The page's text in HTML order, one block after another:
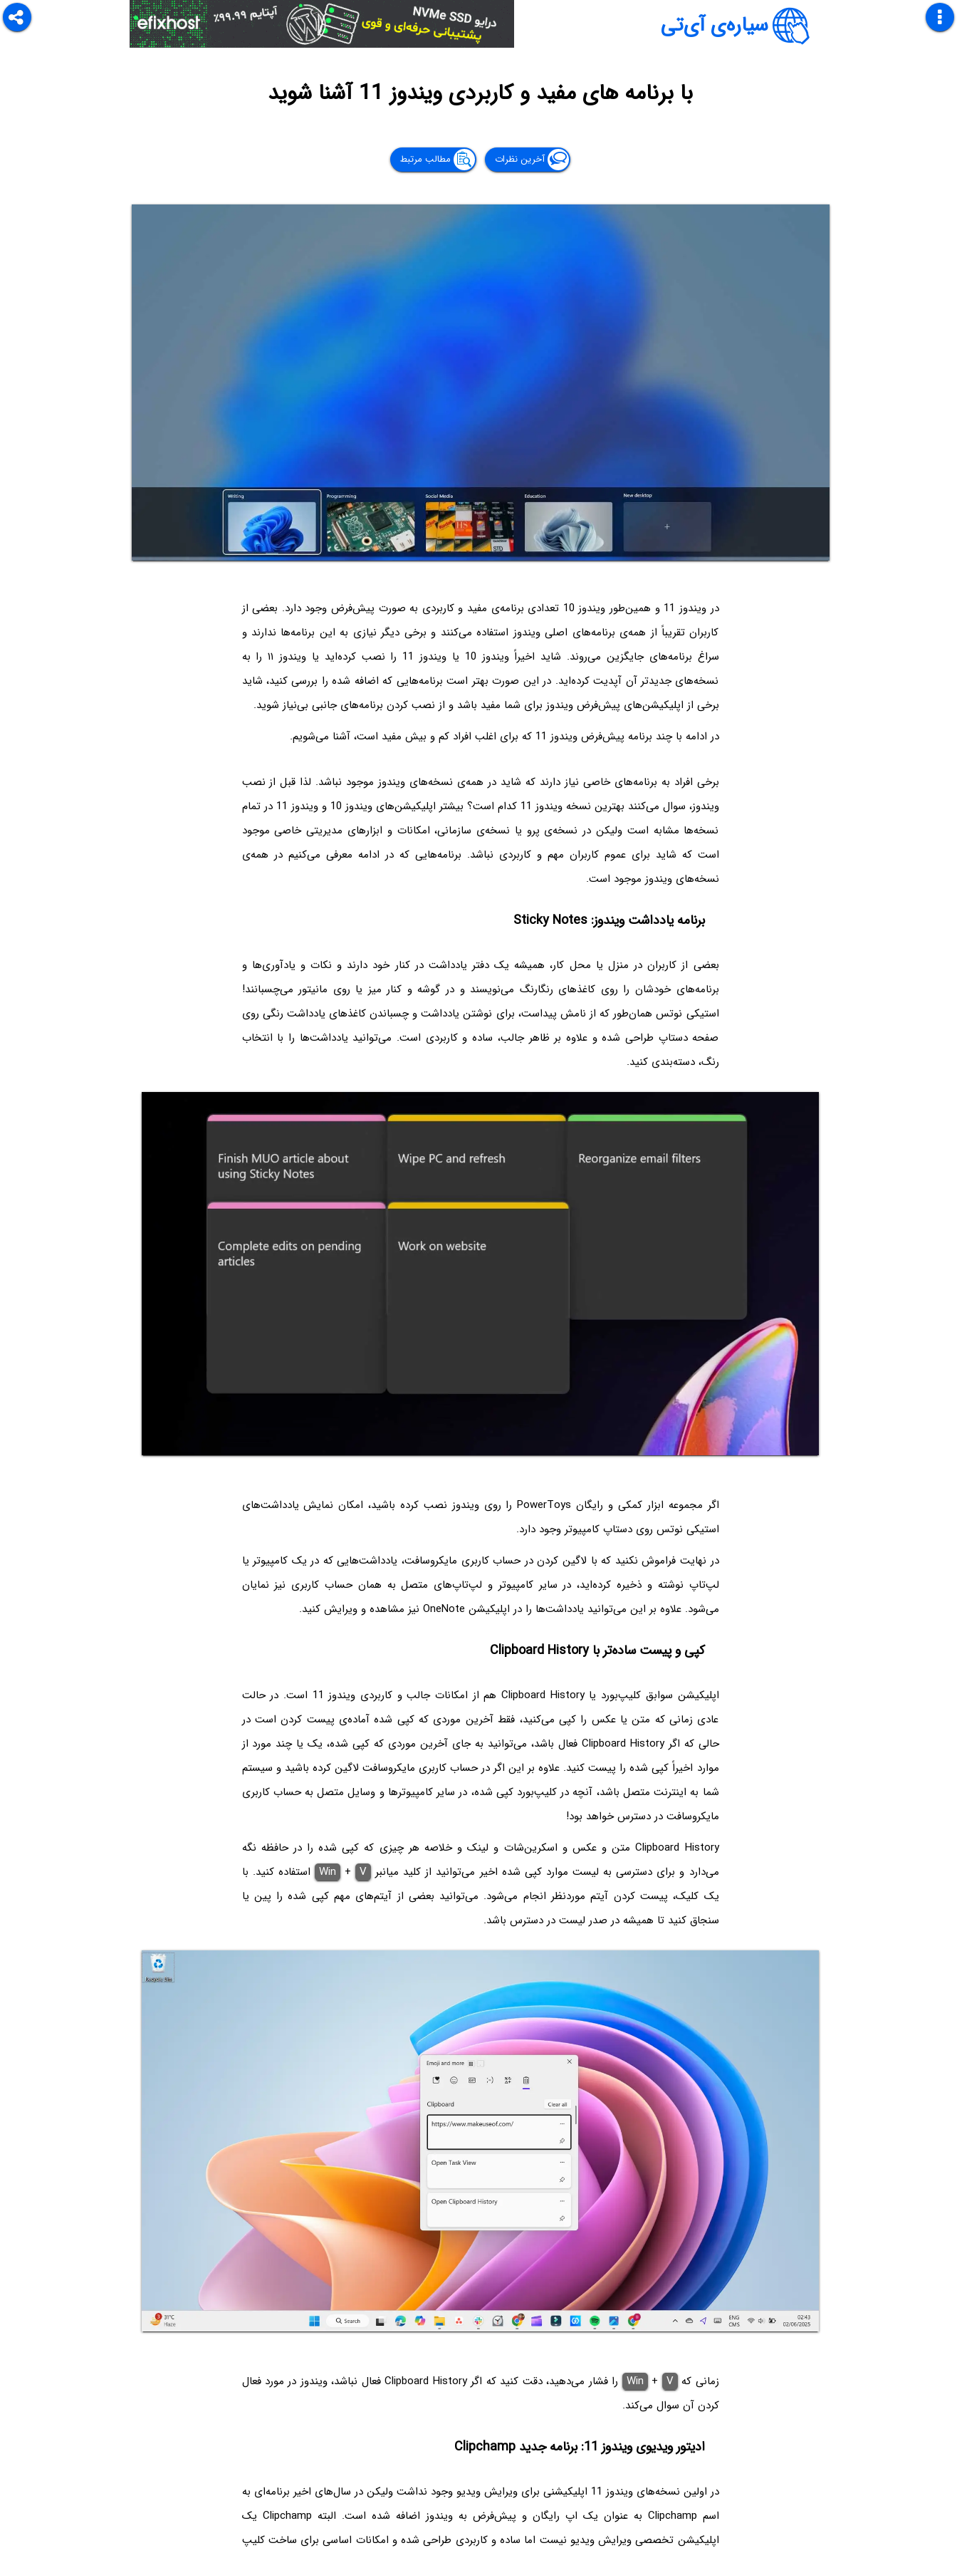
سیاره‌ی آی‌تی
با برنامه های مفید و کاربردی ویندوز 11 آشنا شوید
آخرین نظرات مطالب مرتبط
در ویندوز 11 و همین‌طور ویندوز 10 تعدادی برنامه‌ی مفید و کاربردی به صورت پیش‌فرض وجود دارد. بعضی از
کاربران تقریباً از همه‌ی برنامه‌های اصلی ویندوز استفاده می‌کنند و برخی دیگر نیازی به این برنامه‌ها ندارند و
سراغ برنامه‌های جایگزین می‌روند. شاید اخیراً ویندوز 10 یا ویندوز 11 را نصب کرده‌اید یا ویندوز ۱۱ را به
نسخه‌های جدیدتر آن آپدیت کرده‌اید. در این صورت بهتر است برنامه‌هایی که اضافه شده را بررسی کنید، شاید
برخی از اپلیکیشن‌های پیش‌فرض ویندوز برای شما مفید باشد و از نصب کردن برنامه‌های جانبی بی‌نیاز شوید.
در ادامه با چند برنامه پیش‌فرض ویندوز 11 که برای اغلب افراد کم و بیش مفید است، آشنا می‌شویم.
برخی افراد به برنامه‌های خاصی نیاز دارند که شاید در همه‌ی نسخه‌های ویندوز موجود نباشد. لذا قبل از نصب
ویندوز، سوال می‌کنند بهترین نسخه ویندوز 11 کدام است؟ بیشتر اپلیکیشن‌های ویندوز 10 و ویندوز 11 در تمام
نسخه‌ها مشابه است ولیکن در نسخه‌ی پرو یا نسخه‌ی سازمانی، امکانات و ابزارهای مدیریتی خاصی موجود
است که شاید برای عموم کاربران مهم و کاربردی نباشد. برنامه‌هایی که در ادامه معرفی می‌کنیم در همه‌ی
نسخه‌های ویندوز موجود است.
برنامه یادداشت ویندوز: Sticky Notes
بعضی از کاربران در منزل یا محل کار، همیشه یک دفتر یادداشت در کنار خود دارند و نکات و یادآوری‌ها و
برنامه‌های خودشان را روی کاغذهای رنگارنگ می‌نویسند و در گوشه و کنار میز یا روی مانیتور می‌چسبانند!
استیکی نوتس همان‌طور که از نامش پیداست، برای نوشتن یادداشت و چسباندن کاغذهای یادداشت رنگی روی
صفحه دستاپ طراحی شده و علاوه بر ظاهر جالب، ساده و کاربردی است. می‌توانید یادداشت‌ها را با انتخاب
رنگ، دسته‌بندی کنید.
اگر مجموعه ابزار کمکی و رایگان PowerToys را روی ویندوز نصب کرده باشید، امکان نمایش یادداشت‌های
استیکی نوتس روی دستاپ کامپیوتر وجود دارد.
در نهایت فراموش نکنید که با لاگین کردن در حساب کاربری مایکروسافت، یادداشت‌هایی که در یک کامپیوتر یا
لپ‌تاپ نوشته و ذخیره کرده‌اید، در سایر کامپیوتر و لپ‌تاپ‌های متصل به همان حساب کاربری نیز نمایان
می‌شود. علاوه بر این می‌توانید یادداشت‌ها را در اپلیکیشن OneNote نیز مشاهده و ویرایش کنید.
کپی و پیست ساده‌تر با Clipboard History
اپلیکیشن سوابق کلیپ‌بورد یا Clipboard History هم از امکانات جالب و کاربردی ویندوز 11 است. در حالت
عادی زمانی که متن یا عکس را کپی می‌کنید، فقط آخرین موردی که کپی شده آماده‌ی پیست کردن است در
حالی که اگر Clipboard History فعال باشد، می‌توانید به جای آخرین موردی که کپی شده، یک یا چند مورد از
موارد اخیراً کپی شده را پیست کنید. علاوه بر این اگر در حساب کاربری مایکروسافت لاگین کرده باشید و سیستم
شما به اینترنت متصل باشد، آنچه در کلیپ‌بورد کپی شده، در سایر کامپیوترها و وسایل متصل به حساب کاربری
مایکروسافت در دسترس خواهد بود!
Clipboard History متن و عکس و اسکرین‌شات و لینک و خلاصه هر چیزی که کپی شده را در حافظه نگه
می‌دارد و برای دسترسی به لیست موارد کپی شده اخیر می‌توانید از کلید میانبر
Win + V
استفاده کنید. با
یک کلیک، پیست کردن آیتم موردنظر انجام می‌شود. می‌توانید بعضی از آیتم‌های مهم کپی شده را پین یا
سنجاق کنید تا همیشه در صدر لیست در دسترس باشد.
زمانی که Win + V
را فشار می‌دهید، دقت کنید که اگر Clipboard History فعال نباشد، ویندوز در مورد فعال
کردن آن سوال می‌کند.
ادیتور ویدیوی ویندوز 11: برنامه جدید Clipchamp
در اولین نسخه‌های ویندوز 11 اپلیکیشنی برای ویرایش ویدیو وجود نداشت ولیکن در سال‌های اخیر برنامه‌ای به
اسم Clipchamp به عنوان یک اپ رایگان و پیش‌فرض به ویندوز اضافه شده است. البته Clipchamp یک
اپلیکیشن تخصصی ویرایش ویدیو نیست اما ساده و کاربردی طراحی شده و امکانات اساسی برای ساخت کلیپ